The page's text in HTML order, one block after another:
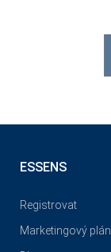
ESSENS
Registrovat
Marketingový plán